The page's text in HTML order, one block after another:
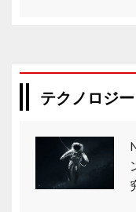
テクノロジー